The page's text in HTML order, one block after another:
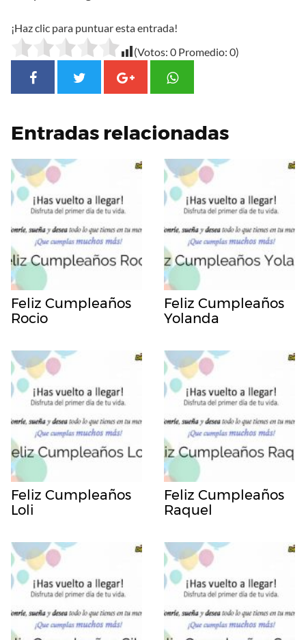
¡Haz clic para puntuar esta entrada!
(Votos: 0 Promedio: 0)
Entradas relacionadas
Feliz Cumpleaños
Rocio
Feliz Cumpleaños
Yolanda
Feliz Cumpleaños
Loli
Feliz Cumpleaños
Raquel